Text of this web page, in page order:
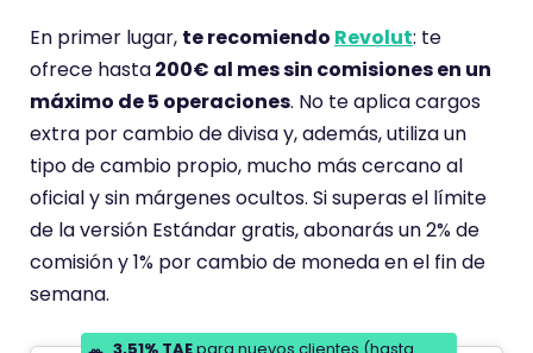
En primer lugar, te recomiendo Revolut: te
ofrece hasta200€ al mes sin comisiones en un
máximo de 5 operaciones. No te aplica cargos
extra por cambio de divisa y, además, utiliza un
tipo de cambio propio, mucho más cercano al
oficial y sin márgenes ocultos. Si superas el límite
de la versión Estándar gratis, abonarás un 2% de
comisión y 1% por cambio de moneda en el fin de
semana.